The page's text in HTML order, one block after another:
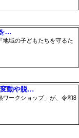
…
域の子どもたちを守るた
変動や脱…
ークショップ」が、令和8